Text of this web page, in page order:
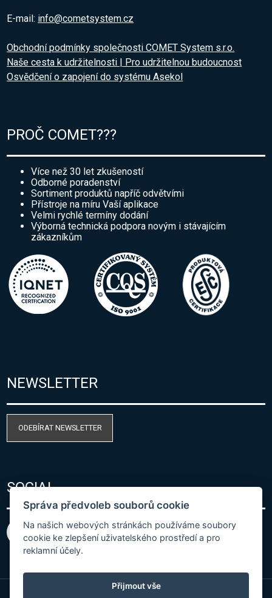
E-mail: info@cometsystem.cz
Obchodní podmínky společnosti COMET System s.r.o.
Naše cesta k udržitelnosti | Pro udržitelnou budoucnost
Osvědčení o zapojení do systému Asekol
PROČ COMET???
Více než 30 let zkušeností
Odborné poradenství
Sortiment produktů napříč odvětvími
Přístroje na míru Vaší aplikace
Velmi rychlé termíny dodání
Výborná technická podpora novým i stávajícím
zákazníkům
NEWSLETTER
ODEBÍRAT NEWSLETTER
SOCIAL
Správa předvoleb souborů cookie
Na našich webových stránkách používáme soubory
cookie ke zlepšení uživatelského prostředí a pro
reklamní účely.
Přijmout vše